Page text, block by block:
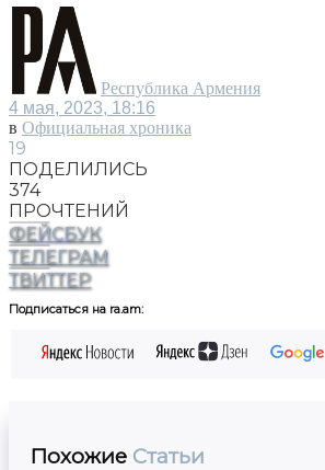
Республика Армения
4 мая, 2023, 18:16
в Официальная хроника
19
ПОДЕЛИЛИСЬ
374
ПРОЧТЕНИЙ
ФЕЙСБУК
ТЕЛЕГРАМ
ТВИТТЕР
Подписаться на ra.am:
Похожие Статьи